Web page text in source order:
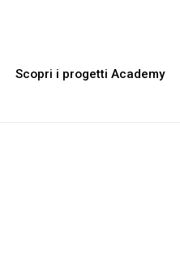
Scopri i progetti Academy